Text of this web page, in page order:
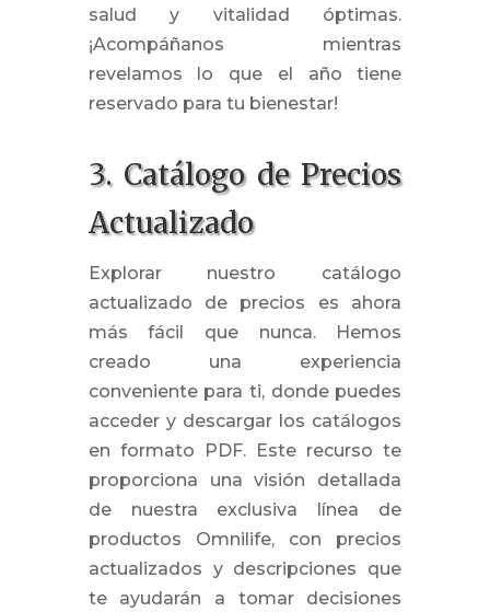
salud y vitalidad óptimas.
¡Acompáñanos mientras
revelamos lo que el año tiene
reservado para tu bienestar!
3. Catálogo de Precios
Actualizado
Explorar nuestro catálogo
actualizado de precios es ahora
más fácil que nunca. Hemos
creado una experiencia
conveniente para ti, donde puedes
acceder y descargar los catálogos
en formato PDF. Este recurso te
proporciona una visión detallada
de nuestra exclusiva línea de
productos Omnilife, con precios
actualizados y descripciones que
te ayudarán a tomar decisiones